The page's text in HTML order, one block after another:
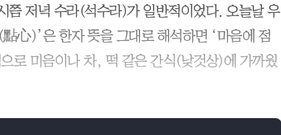
쯤 저녁 수라(석수라)가 일반적이었다. 오늘날 우
心)’은 한자 뜻을 그대로 해석하면 ‘마음에 점
로 미음이나 차, 떡 같은 간식(낮것상)에 가까웠